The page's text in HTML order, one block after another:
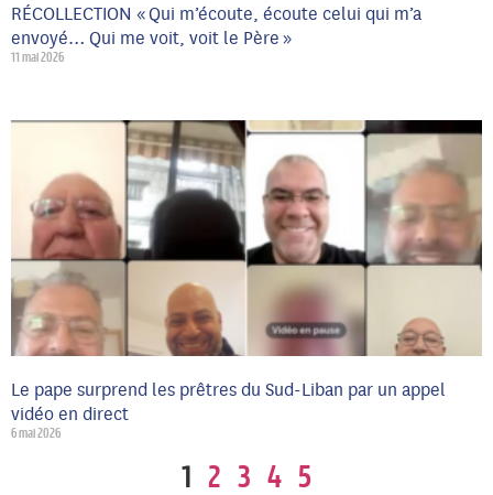
RÉCOLLECTION « Qui m’écoute, écoute celui qui m’a
envoyé… Qui me voit, voit le Père »
11 mai 2026
Le pape surprend les prêtres du Sud-Liban par un appel
vidéo en direct
6 mai 2026
1 2 3 4 5